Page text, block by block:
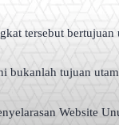
tersebut
bukanlah tujuan
Website